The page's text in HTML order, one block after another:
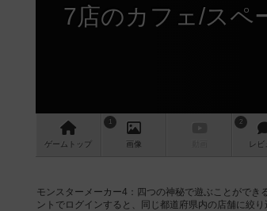
7店のカフェ/スペ
ゲーム トップ
1
画像
2
レビ
モンスターメーカー4：四つの神秘で遊ぶことがで
ントでログインすると、同じ都道府県内の店舗に絞り